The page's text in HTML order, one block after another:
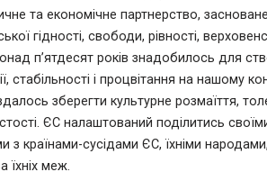
та економічне партнерство,
гідності, свободи, рівності,
п’ятдесят років знадобилось для
стабільності і процвітання на нашому
зберегти культурне розмаїття,
ЄС налаштований поділитись
з країнами-сусідами ЄС, їхніми
їхніх меж.